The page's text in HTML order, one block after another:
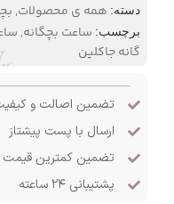
دسته: همه ی محصولات,
برچسب: ساعت بچگانه,
گانه جاکلین
تضمین اصالت و
ارسال با پست پیشتاز
تضمین کمترین قیمت
پشتیبانی ۲۴ ساعته